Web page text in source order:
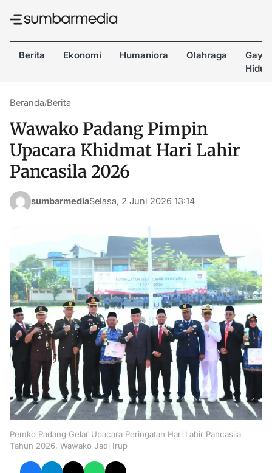
Berita Ekonomi Humaniora Olahraga
Gaya
Hidup
Beranda/Berita
Wawako Padang Pimpin
Upacara Khidmat Hari Lahir
Pancasila 2026
sumbarmediaSelasa, 2 Juni 2026 13:14
Pemko Padang Gelar Upacara Peringatan Hari Lahir Pancasila
Tahun 2026, Wawako Jadi Irup